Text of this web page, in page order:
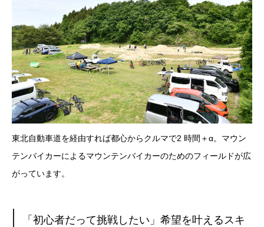
東北自動車道を経由すれば都心からクルマで2 時間＋α。マウン
テンバイカーによるマウンテンバイカーのためのフィールドが広
がっています。
「初心者だって挑戦したい」希望を叶えるスキ